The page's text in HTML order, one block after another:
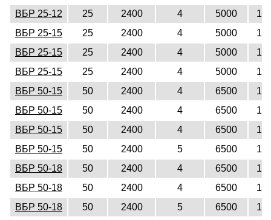
ВБР 25-12
25 2400 4 5000
ВБР 25-15
25 2400 4 5000
ВБР 25-15
25 2400 4 5000
ВБР 25-15
25 2400 4 5000
ВБР 50-15
50 2400 4 6500
ВБР 50-15
50 2400 4 6500
ВБР 50-15
50 2400 4 6500
ВБР 50-15
50 2400 5 6500
ВБР 50-18
50 2400 4 6500
ВБР 50-18
50 2400 4 6500
ВБР 50-18
50 2400 5 6500